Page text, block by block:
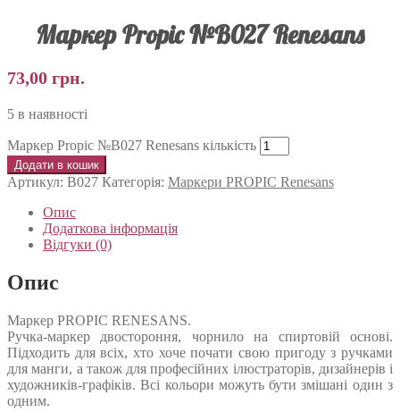
Маркер Propic №B027 Renesans
73,00 грн.
5 в наявності
Маркер Propic №B027 Renesans кількість
Додати в кошик
Артикул: B027 Категорія: Маркери PROPIC Renesans
Опис
Додаткова інформація
Відгуки (0)
Опис
Маркер PROPIC RENESANS.
Ручка-маркер двостороння, чорнило на спиртовій основі.
Підходить для всіх, хто хоче почати свою пригоду з ручками
для манги, а також для професійних ілюстраторів, дизайнерів і
художників-графіків. Всі кольори можуть бути змішані один з
одним.